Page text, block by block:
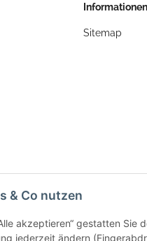
Informationen
Sitemap
& Co nutzen
akzeptieren“ gestatten Sie
jederzeit ändern